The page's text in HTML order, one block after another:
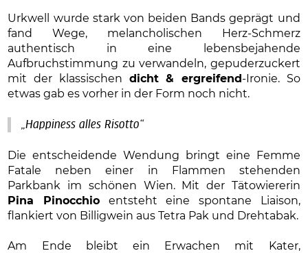
Urkwell wurde stark von beiden Bands geprägt und
fand Wege, melancholischen Herz-Schmerz
authentisch in eine lebensbejahende
Aufbruchstimmung zu verwandeln, gepuderzuckert
mit der klassischen dicht & ergreifend -Ironie. So
etwas gab es vorher in der Form noch nicht.
„Happiness alles Risotto“
Die entscheidende Wendung bringt eine Femme
Fatale neben einer in Flammen stehenden
Parkbank im schönen Wien. Mit der Tätowiererin
Pina Pinocchio entsteht eine spontane Liaison,
flankiert von Billigwein aus Tetra Pak und Drehtabak.
Am Ende bleibt ein Erwachen mit Kater,